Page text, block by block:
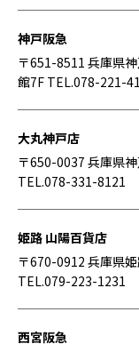
神戸阪急
〒651-8511 兵庫県
館7F TEL.078-221-
大丸神戸店
〒650-0037 兵庫県
TEL.078-331-8121
姫路 山陽百貨店
〒670-0912 兵庫県
TEL.079-223-1231
西宮阪急